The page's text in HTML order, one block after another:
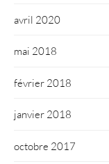
avril 2020
mai 2018
février 2018
janvier 2018
octobre 2017